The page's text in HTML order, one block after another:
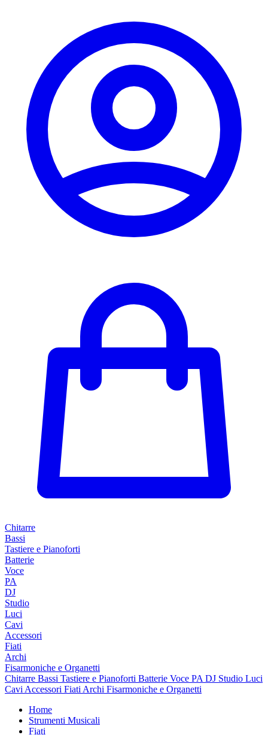
Chitarre
Bassi
Tastiere e Pianoforti
Batterie
Voce
PA
DJ
Studio
Luci
Cavi
Accessori
Fiati
Archi
Fisarmoniche e Organetti
Chitarre Bassi Tastiere e Pianoforti Batterie Voce PA DJ Studio Luci
Cavi Accessori Fiati Archi Fisarmoniche e Organetti
Home
Strumenti Musicali
Fiati